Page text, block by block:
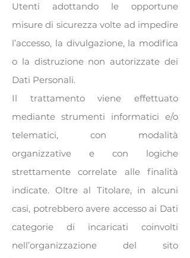
Utenti adottando le opportune
misure di sicurezza volte ad impedire
l’accesso, la divulgazione, la modifica
o la distruzione non autorizzate dei
Dati Personali.
Il trattamento viene effettuato
mediante strumenti informatici e/o
telematici, con modalità
organizzative e con logiche
strettamente correlate alle finalità
indicate. Oltre al Titolare, in alcuni
casi, potrebbero avere accesso ai Dati
categorie di incaricati coinvolti
nell’organizzazione del sito